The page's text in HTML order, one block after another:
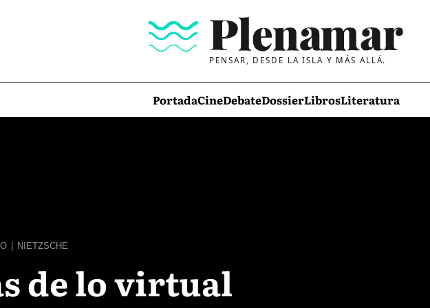
PENSAR, DESDE LA ISLA Y MÁS ALLÁ.
PortadaCineDebateDossierLibrosLiteratura
NIETZSCHE
de lo virtual